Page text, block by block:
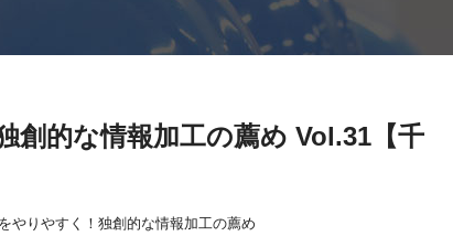
創的な情報加工の薦め Vol.31【千
やりやすく！独創的な情報加工の薦め